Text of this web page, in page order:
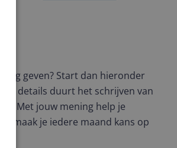
geven? Start dan hieronder
de details duurt het schrijven van
Met jouw mening help je
maak je iedere maand kans op